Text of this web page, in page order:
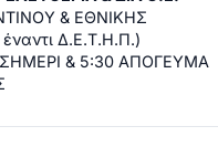
& ΕΘΝΙΚΗΣ
Δ.Ε.Τ.Η.Π.)
& 5:30 ΑΠΟΓΕΥΜΑ